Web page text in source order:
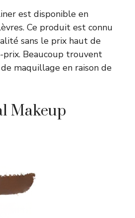
est disponible en
Ce produit est connu
sans le prix haut de
Beaucoup trouvent
maquillage en raison de
Makeup